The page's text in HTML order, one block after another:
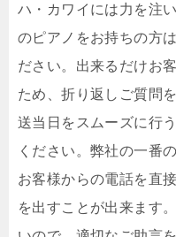
ハ・カワイには力を注
のピアノをお持ちの方
ださい。出来るだけお
ため、折り返しご質問
送当日をスムーズに行
ください。弊社の一番
お客様からの電話を直
を出すことが出来ます